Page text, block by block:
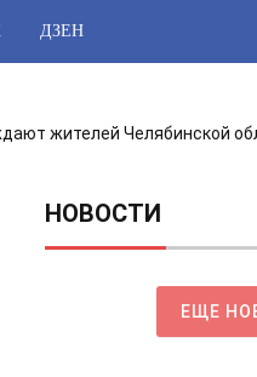
ДЗЕН
жителей Челябинской
НОВОСТИ
ЕЩЕ